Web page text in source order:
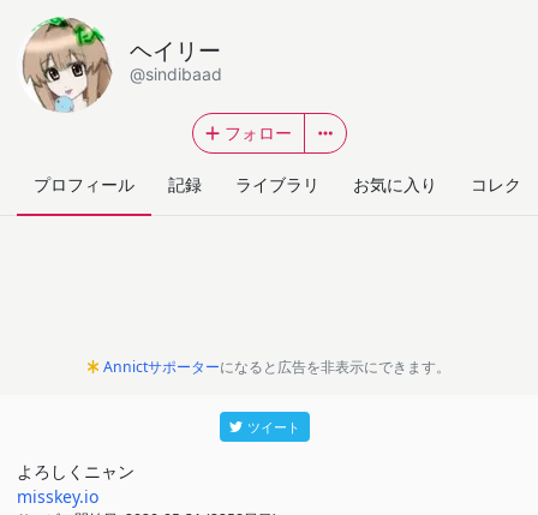
ヘイリー
@sindibaad
フォロー
プロフィール 記録 ライブラリ お気に入り コレク
Annictサポーターになると広告を非表示にできます。
ツイート
よろしくニャン
misskey.io